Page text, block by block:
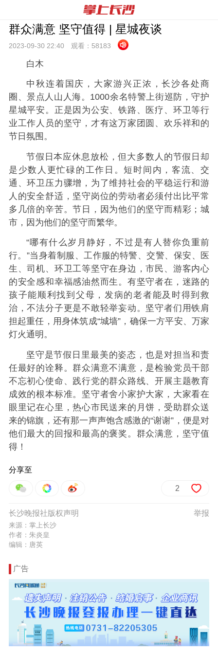
群众满意 坚守值得 | 星城夜谈
2023-09-30 22:40 观看： 58183
白木
中秋连着国庆，大家游兴正浓，长沙各处商
圈、景点人山人海。1000余名特警上街巡防，守护
星城平安。正是因为公安、铁路、医疗、环卫等行
业工作人员的坚守，才有这万家团圆、欢乐祥和的
节日氛围。
节假日本应休息放松，但大多数人的节假日却
是少数人更忙碌的工作日。短时间内，客流、交
通、环卫压力骤增，为了维持社会的平稳运行和游
人的安全舒适，坚守岗位的劳动者必须付出比平常
多 几倍的辛苦。节日，因为他们的坚守而精彩；城
市，因为他们的坚守而繁华。
“哪有什么岁月静好，不过是有人替你负重前
行。”当身着制服、工作服的特警、交警、保安、医
生、司机、环卫工等坚守在身边，市民、游客内心
的安全感和幸福感油然而生。 有坚守者在，迷路的
孩子能顺利找到父母，发病的老者能及时得到救
治，不法分子更是不敢轻举妄动。坚守者们用铁肩
担起重任，用身体筑成“城墙”，确保一方平安、万家
灯火通明。
坚守是节假日里最美的姿态，也是对担当和责
任最好的诠释。群众满意不满意，是检验党员干部
不忘初心使命、践行党的群众路线、开展主题教育
成效的根本标准。坚守者舍小家护大家，大家看在
眼里记在心里，热心市民送来的月饼，受助群众送
来的锦旗，还有那一声声饱含感激的“谢谢”，便是对
他们最大的回报和最高的褒奖。群众满意，坚守值
得！
分享至
2
举报
长沙晚报社版权声明
来源：掌上长沙
作者：朱炎皇
编辑：唐英
广告